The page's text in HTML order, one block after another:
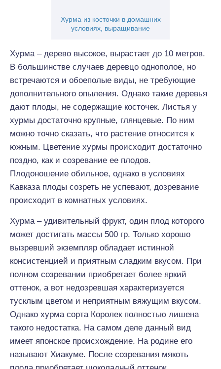
Хурма из косточки в домашних
условиях, выращивание
Хурма – дерево высокое, вырастает до 10 метров.
В большинстве случаев деревцо однополое, но
встречаются и обоеполые виды, не требующие
дополнительного опыления. Однако такие деревья
дают плоды, не содержащие косточек. Листья у
хурмы достаточно крупные, глянцевые. По ним
можно точно сказать, что растение относится к
южным. Цветение хурмы происходит достаточно
поздно, как и созревание ее плодов.
Плодоношение обильное, однако в условиях
Кавказа плоды созреть не успевают, дозревание
происходит в комнатных условиях.
Хурма – удивительный фрукт, один плод которого
может достигать массы 500 гр. Только хорошо
вызревший экземпляр обладает истинной
консистенцией и приятным сладким вкусом. При
полном созревании приобретает более яркий
оттенок, а вот недозревшая характеризуется
тусклым цветом и неприятным вяжущим вкусом.
Однако хурма сорта Королек полностью лишена
такого недостатка. На самом деле данный вид
имеет японское происхождение. На родине его
называют Хиакуме. После созревания мякоть